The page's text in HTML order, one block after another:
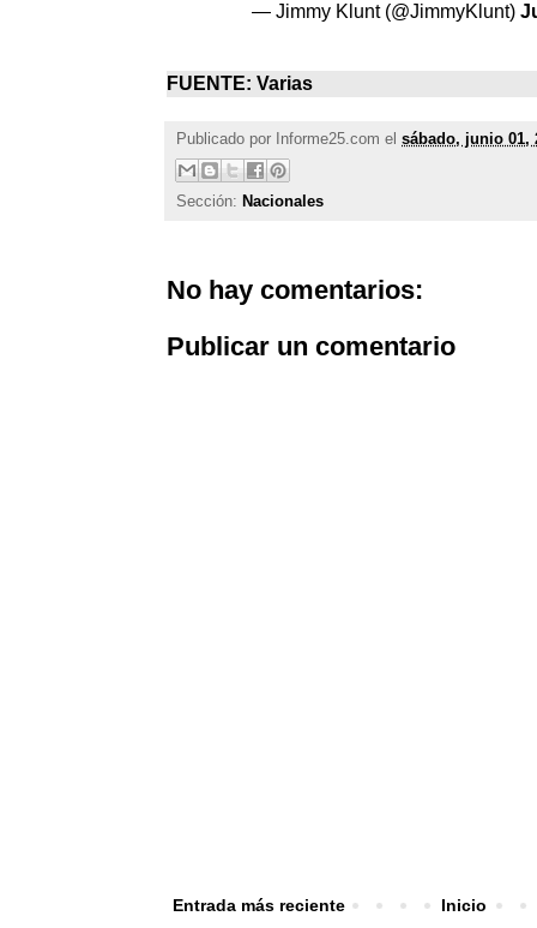
— Jimmy Klunt (@JimmyKlunt)
FUENTE: Varias
Publicado por Informe25.com el sábado, junio 01,
Sección: Nacionales
No hay comentarios:
Publicar un comentario
Entrada más reciente Inicio